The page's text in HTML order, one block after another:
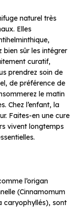
naturel très
Elles
bien sûr les intégrer
curatif,
prendrez soin de
de préférence de
le matin
Chez l’enfant, la
Faites-en une cure
vivent longtemps
l’origan
(Cinnamomum
caryophyllés), sont